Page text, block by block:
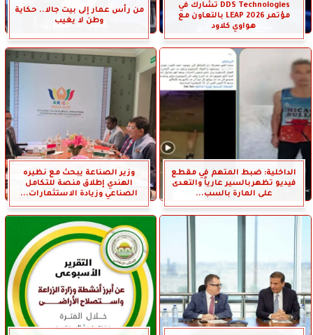
DDS Technologies تشارك في
مؤتمر LEAP 2026 بالتعاون مع
هواوي كلاود
من رأس عمار إلى بيت جالا.. حكاية
وطن لا يغيب
الداخلية: ضبط المتهم في مقطع
فيديو تظهربالسير عارياً والتعدى
على المارة بالسب...
وزير الصناعة يبحث مع نظيره
الهندي إطلاق منصة للتكامل
الصناعي وزيادة الاستثمارات...